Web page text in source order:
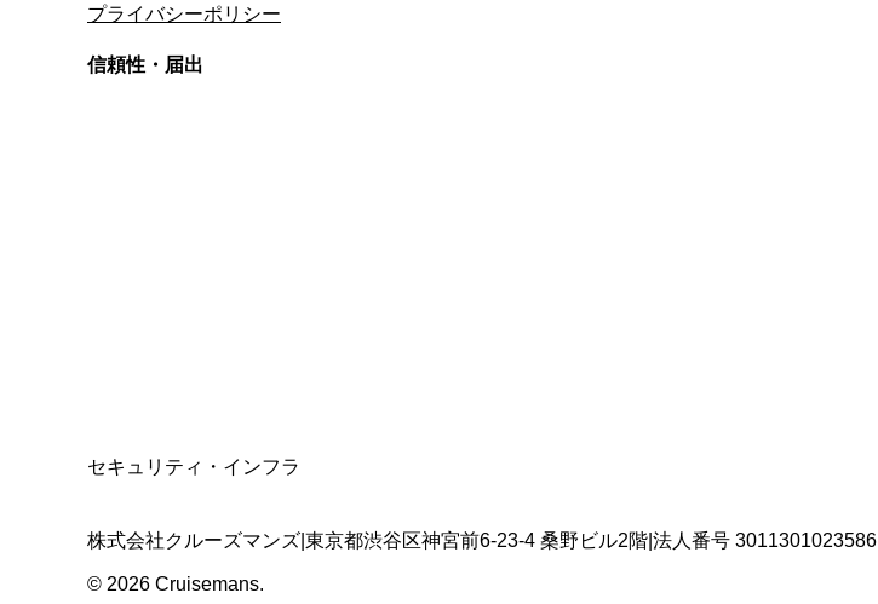
プライバシーポリシー
信頼性・届出
セキュリティ・インフラ
株式会社クルーズマンズ 東京都渋谷区神宮前6-23-4 桑野ビル2階 法人番号 3011301023586
© 2026 Cruisemans.